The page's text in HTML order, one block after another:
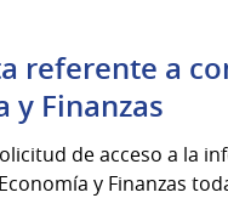
referente a
y Finanzas
de acceso a la
y Finanzas